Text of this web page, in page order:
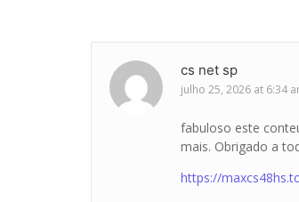
cs net sp
julho 25, 2026 at 6:34
fabuloso este
mais. Obrigado a
https://